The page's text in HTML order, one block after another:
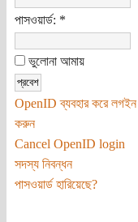
পাসওয়ার্ড: *
ভুলোনা আমায়
OpenID ব্যবহার করে লগইন
করুন
Cancel OpenID login
সদস্য নিবন্ধন
পাসওয়ার্ড হারিয়েছে?